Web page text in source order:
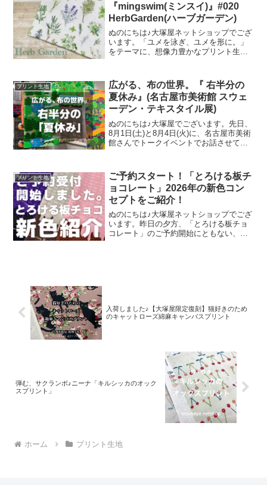
『mingswim(ミンスイ)』#020
HerbGarden(ハーブガーデン)
ぬのにちは♪大塚屋ネットショップでござ
います。「ユメを泳ぎ、ユメを形に。」
をテーマに、想像力豊かなプリント生地
集ページよりご覧いただけます。＼
mingswi
プリント生地
広がる、布の世界。『 右半分の
夏休み』(名古屋市美術館 スウェ
ーデン・テキスタイル展)
ぬのにちは♪大塚屋でございます。先日、
8月1日(土)と8月4日(火)に、名古屋市美術
館さんでトークイベントでお話させてい
客さまにご来場いただきましたことを御
礼申し上
プリント生地
ご予約スタート！「とろける板チ
ョコレート」2026年の新色コン
セプトをご紹介！
ぬのにちは♪大塚屋ネットショップでござ
います。昨日の夕方、「とろける板チョ
コレート」のご予約開始にともない、イ
入荷しました♪【大塚屋限定復刻】猫好きのため
のキャットローズ綿麻キャンバスプリント
弾む、サクランボ♪ニーナ「キルシッカのオック
スプリント」
ホーム プリント生地